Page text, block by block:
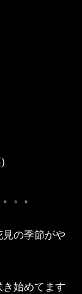
。。
見の季節がや
始めてます